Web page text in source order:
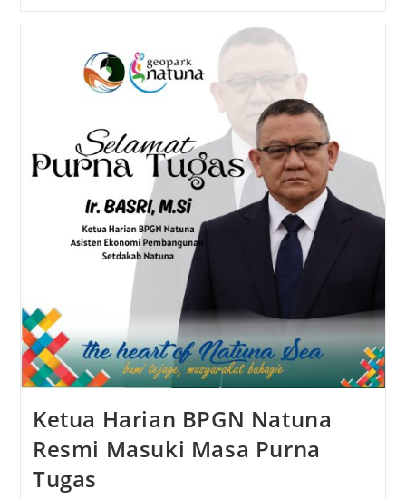
Ketua Harian BPGN Natuna
Resmi Masuki Masa Purna
Tugas